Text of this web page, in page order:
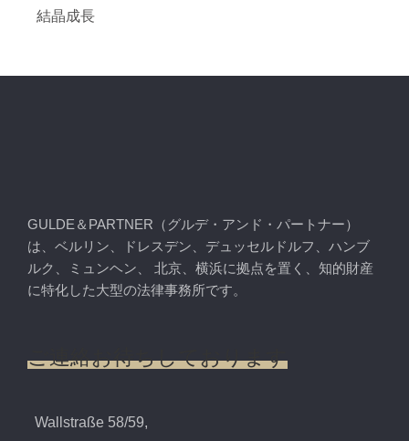
結晶成長
GULDE＆PARTNER（グルデ・アンド・パートナー）
は、ベルリン、ドレスデン、デュッセルドルフ、ハンブ
ルク、ミュンヘン、 北京、横浜に拠点を置く、知的財産
に特化した大型の法律事務所です。
ご連絡お待ちしております
Wallstraße 58/59,